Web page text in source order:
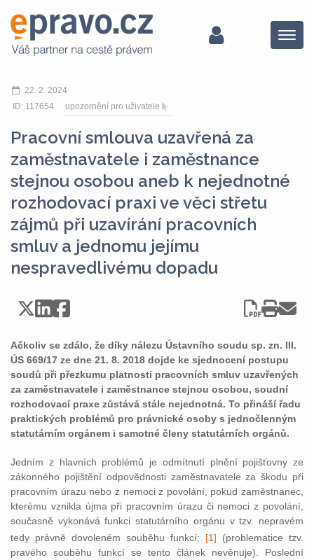
Menu
22. 2. 2024
ID: 117654
upozornění pro uživatele
Pracovní smlouva uzavřená za
zaměstnavatele i zaměstnance
stejnou osobou aneb k nejednotné
rozhodovací praxi ve věci střetu
zájmů při uzavírání pracovních
smluv a jednomu jejímu
nespravedlivému dopadu
Ačkoliv se zdálo, že díky nálezu Ústavního soudu sp. zn. III.
ÚS 669/17 ze dne 21. 8. 2018 dojde ke sjednocení postupu
soudů při přezkumu platnosti pracovních smluv uzavřených
za zaměstnavatele i zaměstnance stejnou osobou, soudní
rozhodovací praxe zůstává stále nejednotná. To přináší řadu
praktických problémů pro právnické osoby s jednočlenným
statutárním orgánem i samotné členy statutárních orgánů.
Jedním z hlavních problémů je odmítnutí plnění pojišťovny ze
zákonného pojištění odpovědnosti zaměstnavatele za škodu při
pracovním úrazu nebo z nemoci z povolání, pokud zaměstnanec,
kterému vznikla újma při pracovním úrazu či nemoci z povolání,
současně vykonává funkci statutárního orgánu v tzv. nepravém
tedy právně dovoleném souběhu funkcí;
[1] (problematice tzv.
pravého souběhu funkcí se tento článek nevěnuje). Poslední